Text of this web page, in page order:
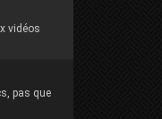
vidéos
pas que